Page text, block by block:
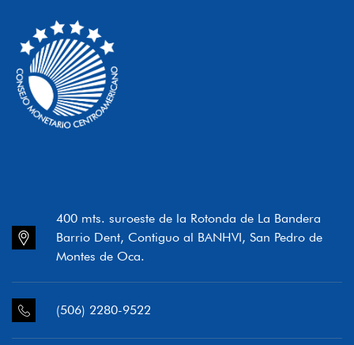
400 mts. suroeste de la Rotonda de La Bandera
Barrio Dent, Contiguo al BANHVI, San Pedro de
Montes de Oca.
(506) 2280-9522